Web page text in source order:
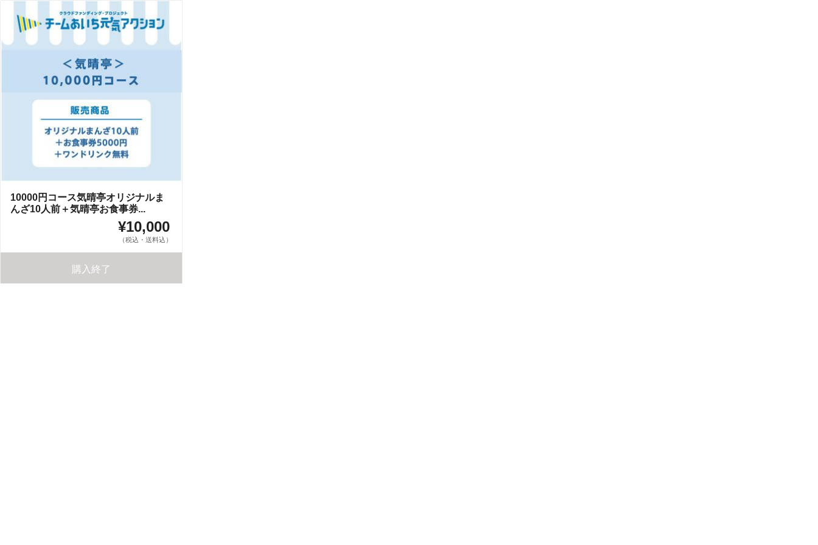
10000円コース気晴亭オリジナルま
んざ10人前＋気晴亭お食事券...
¥10,000
（税込・送料込）
購入終了